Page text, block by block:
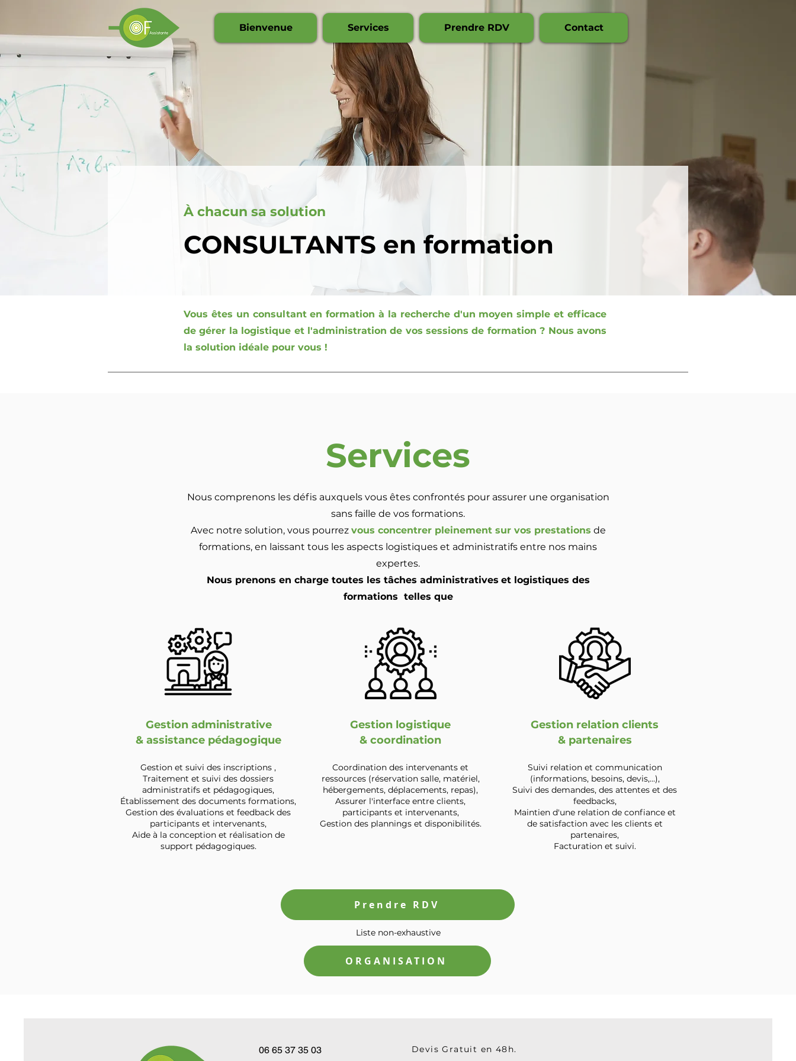
Bienvenue Services Prendre RDV Contact
À chacun sa solution
CONSULTANTS en formation
Vous êtes un consultant en formation à la recherche d'un moyen simple et efficace
de gérer la logistique et l'administration de vos sessions de formation ? Nous avons
la solution idéale pour vous !
Services
Nous comprenons les défis auxquels vous êtes confrontés pour assurer une organisation
sans faille de vos formations.
Avec notre solution, vous pourrez vous concentrer pleinement sur vos prestations de
formations, en laissant tous les aspects logistiques et administratifs entre nos mains
expertes.
Nous prenons en charge toutes les tâches administratives et logistiques des
formations telles que
Gestion administrative
& assistance pédagogique
Gestion et suivi des inscriptions ,
Traitement et suivi des dossiers
administratifs et pédagogiques,
Établissement des documents formations,
Gestion des évaluations et feedback des
participants et intervenants,
Aide à la conception et réalisation de
support pédagogiques.
Gestion logistique
& coordination
Coordination des intervenants et
ressources (réservation salle, matériel,
hébergements, déplacements, repas),
Assurer l'interface entre clients,
participants et intervenants,
Gestion des plannings et disponibilités.
Gestion relation clients
& partenaires
Suivi relation et communication
(informations, besoins, devis,...),
Suivi des demandes, des attentes et des
feedbacks,
Maintien d'une relation de confiance et
de satisfaction avec les clients et
partenaires,
Facturation et suivi.
Prendre RDV
Liste non-exhaustive
ORGANISATION
06 65 37 35 03 Devis Gratuit en 48h.